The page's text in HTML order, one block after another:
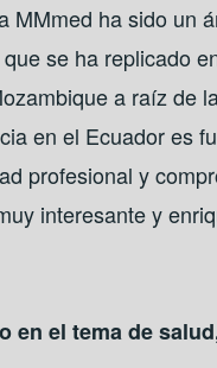
MMmed ha sido un
se ha replicado
a raíz de
en el Ecuador es
profesional y
interesante y
en el tema de